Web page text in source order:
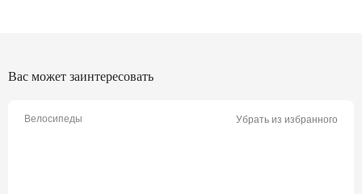
Вас может заинтересовать
Велосипеды Убрать из избранного